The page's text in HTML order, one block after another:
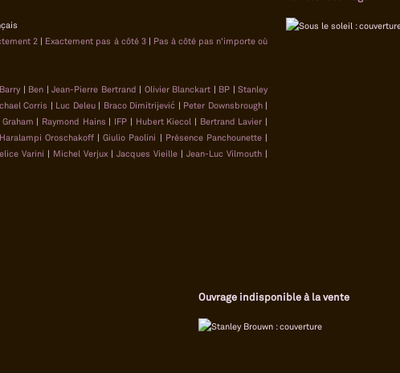
2 | Exactement pas à côté 3| Pas à côté pas n'importe où
| Ben |Jean-Pierre Bertrand | Olivier Blanckart | BP |Stanley
Corris | Luc Deleu| Braco Dimitrijević | Peter Downsbrough|
Graham | Raymond Hains | IFP | Hubert Kiecol | Bertrand Lavier |
Haralampi Oroschakoff|Giulio Paolini | Présence Panchounette|
Varini | Michel Verjux |Jacques Vieille |Jean-Luc Vilmouth |
Ouvrage indisponible à la vente